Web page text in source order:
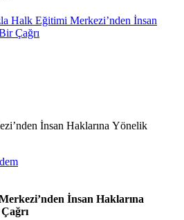
Halk Eğitimi Merkezi’nden İnsan
Çağrı
İnsan Haklarına